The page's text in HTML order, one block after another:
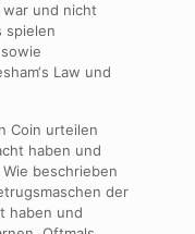
und nicht
spielen
Law und
Coin urteilen
haben und
beschrieben
der
haben und